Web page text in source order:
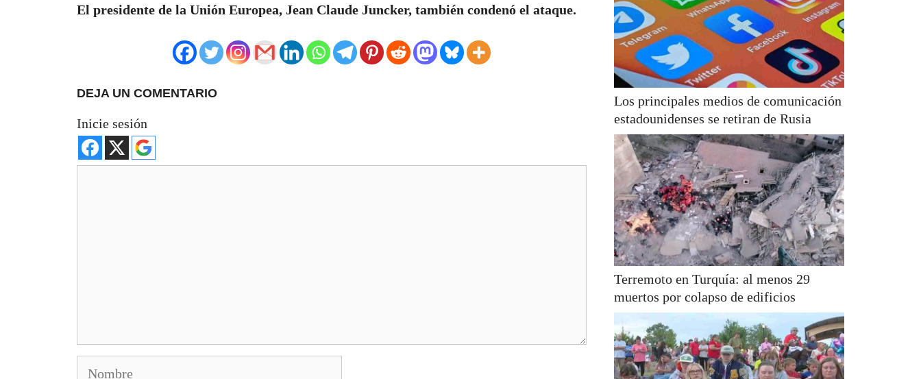
El presidente de la Unión Europea, Jean Claude Juncker, también condenó el ataque.
DEJA UN COMENTARIO
Inicie sesión
Los principales medios de comunicación
estadounidenses se retiran de Rusia
Terremoto en Turquía: al menos 29
muertos por colapso de edificios